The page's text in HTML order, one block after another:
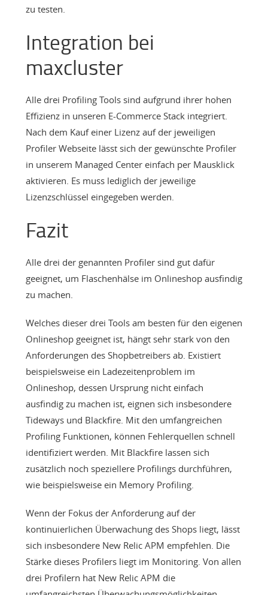
zu testen.
Integration bei
maxcluster
Alle drei Profiling Tools sind aufgrund ihrer hohen
Effizienz in unseren E-Commerce Stack integriert.
Nach dem Kauf einer Lizenz auf der jeweiligen
Profiler Webseite lässt sich der gewünschte Profiler
in unserem Managed Center einfach per Mausklick
aktivieren. Es muss lediglich der jeweilige
Lizenzschlüssel eingegeben werden.
Fazit
Alle drei der genannten Profiler sind gut dafür
geeignet, um Flaschenhälse im Onlineshop ausfindig
zu machen.
Welches dieser drei Tools am besten für den eigenen
Onlineshop geeignet ist, hängt sehr stark von den
Anforderungen des Shopbetreibers ab. Existiert
beispielsweise ein Ladezeitenproblem im
Onlineshop, dessen Ursprung nicht einfach
ausfindig zu machen ist, eignen sich insbesondere
Tideways und Blackfire. Mit den umfangreichen
Profiling Funktionen, können Fehlerquellen schnell
identifiziert werden. Mit Blackfire lassen sich
zusätzlich noch speziellere Profilings durchführen,
wie beispielsweise ein Memory Profiling.
Wenn der Fokus der Anforderung auf der
kontinuierlichen Überwachung des Shops liegt, lässt
sich insbesondere New Relic APM empfehlen. Die
Stärke dieses Profilers liegt im Monitoring. Von allen
drei Profilern hat New Relic APM die